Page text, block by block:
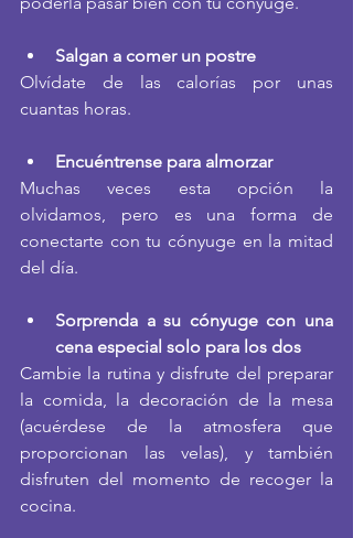
Salgan a comer un postre
Olvídate de las calorías por unas
cuantas horas.
Encuéntrense para almorzar
Muchas veces esta opción la
olvidamos, pero es una forma de
conectarte con tu cónyuge en la mitad
del día.
Sorprenda a su cónyuge con una
cena especial solo para los dos
Cambie la rutina y disfrute del preparar
la comida, la decoración de la mesa
(acuérdese de la atmosfera que
proporcionan las velas), y también
disfruten del momento de recoger la
cocina.